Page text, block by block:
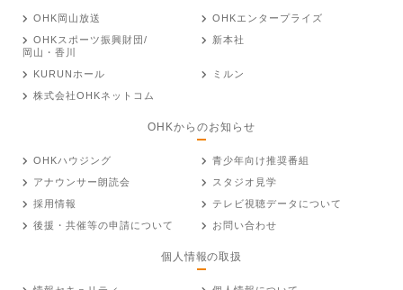
OHK岡山放送
OHKエンタープライズ
OHKスポーツ振興財団/
岡山・香川
新本社
KURUNホール
ミルン
株式会社OHKネットコム
OHKからのお知らせ
OHKハウジング
青少年向け推奨番組
アナウンサー朗読会
スタジオ見学
採用情報
テレビ視聴データについて
後援・共催等の申請について
お問い合わせ
個人情報の取扱